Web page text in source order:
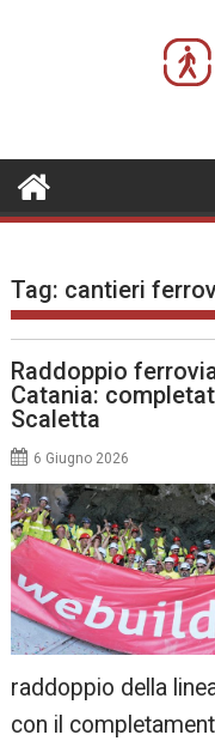
Tag: cantieri
Raddoppio
Catania:
Scaletta
6 Giugno 2026
raddoppio della
con il